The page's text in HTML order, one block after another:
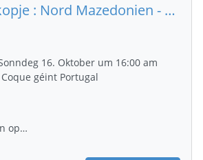
Schluss zu Skopje : Nord Mazedonien - Lëtzebuerg 38 - 24 (Paus 18 - 7)
16. Oktober um 16:00 am
géint Portugal
op…